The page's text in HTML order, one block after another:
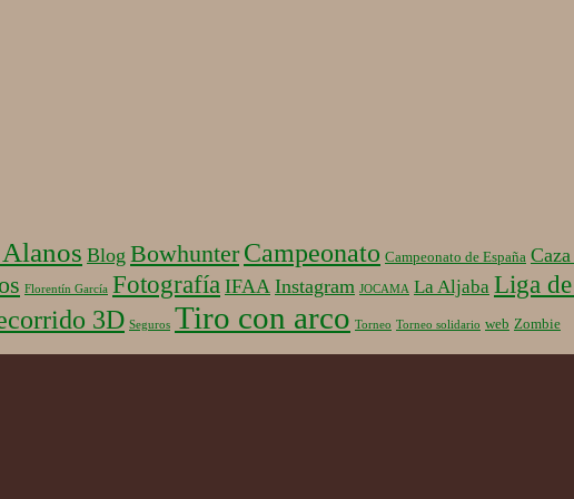
Blog Bowhunter Campeonato Campeonato de España
Florentín García Fotografía IFAA Instagram JOCAMA La Aljaba Liga
3D Seguros Tiro con arco Torneo Torneo solidario web Zombie